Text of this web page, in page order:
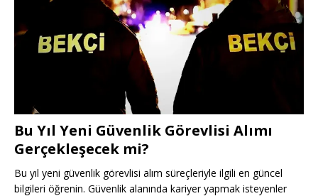
Bu Yıl Yeni Güvenlik Görevlisi Alımı
Gerçekleşecek mi?
Bu yıl yeni güvenlik görevlisi alım süreçleriyle ilgili en güncel
bilgileri öğrenin. Güvenlik alanında kariyer yapmak isteyenler